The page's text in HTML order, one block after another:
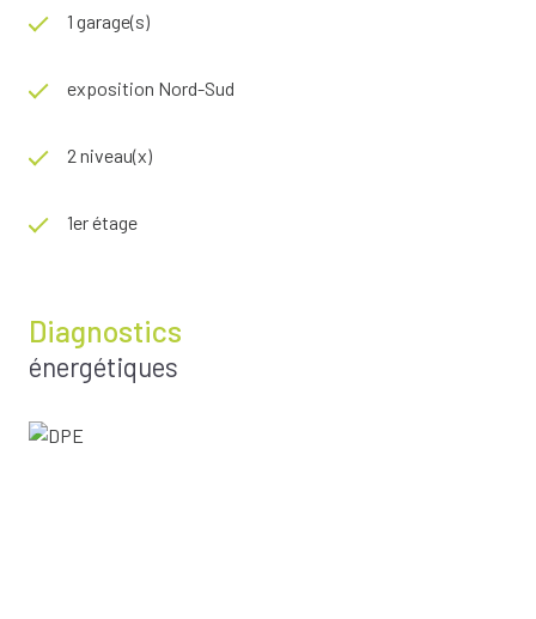
1 garage(s)
exposition Nord-Sud
2 niveau(x)
1er étage
Diagnostics
énergétiques